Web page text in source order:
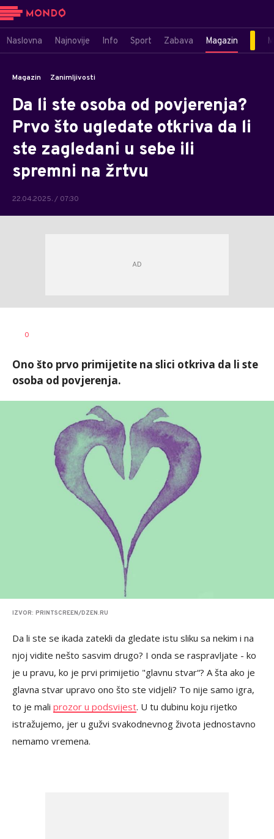
Naslovna Najnovije Info Sport Zabava Magazin
Magazin Zanimljivosti
Da li ste osoba od povjerenja?
Prvo što ugledate otkriva da li
ste zagledani u sebe ili
spremni na žrtvu
22.04.2025. / 07:30
0
Ono što prvo primijetite na slici otkriva da li ste
osoba od povjerenja.
IZVOR: PRINTSCREEN/DZEN.RU
Da li ste se ikada zatekli da gledate istu sliku sa nekim i na
njoj vidite nešto sasvim drugo? I onda se raspravljate - ko
je u pravu, ko je prvi primijetio "glavnu stvar“? A šta ako je
glavna stvar upravo ono što ste vidjeli? To nije samo igra,
to je mali prozor u podsvijest. U tu dubinu koju rijetko
istražujemo, jer u gužvi svakodnevnog života jednostavno
nemamo vremena.